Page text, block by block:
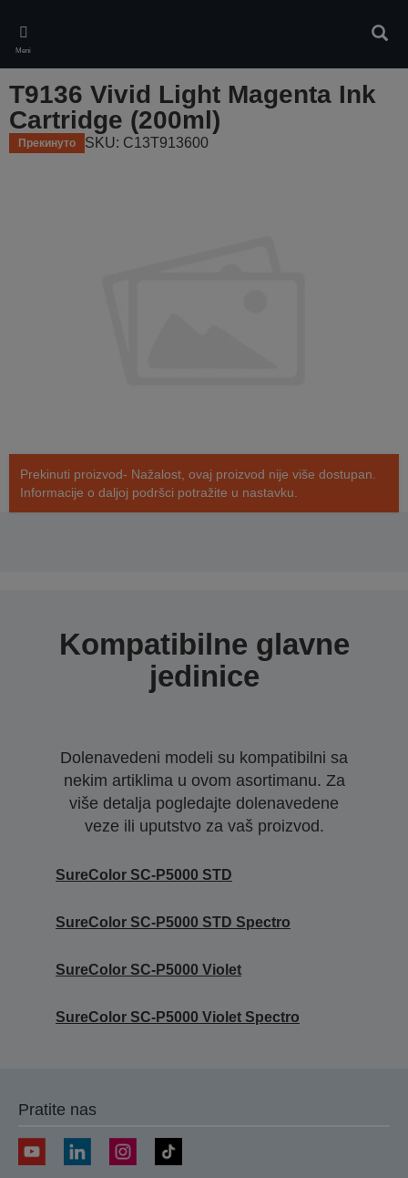
main
content
Meni
T9136 Vivid Light Magenta Ink
Cartridge (200ml)
Прекинуто SKU: C13T913600
Prekinuti proizvod- Nažalost, ovaj proizvod nije više dostupan.
Informacije o daljoj podršci potražite u nastavku.
Kompatibilne glavne
jedinice
Dolenavedeni modeli su kompatibilni sa
nekim artiklima u ovom asortimanu. Za
više detalja pogledajte dolenavedene
veze ili uputstvo za vaš proizvod.
SureColor SC-P5000 STD
SureColor SC-P5000 STD Spectro
SureColor SC-P5000 Violet
SureColor SC-P5000 Violet Spectro
Pratite nas